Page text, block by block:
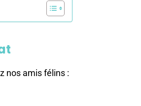
nos amis félins :